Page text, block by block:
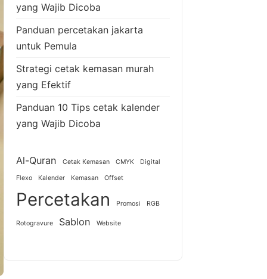
yang Wajib Dicoba
Panduan percetakan jakarta
untuk Pemula
Strategi cetak kemasan murah
yang Efektif
Panduan 10 Tips cetak kalender
yang Wajib Dicoba
Al-Quran Cetak Kemasan CMYK Digital
Flexo Kalender Kemasan Offset
Percetakan Promosi RGB
Rotogravure Sablon Website